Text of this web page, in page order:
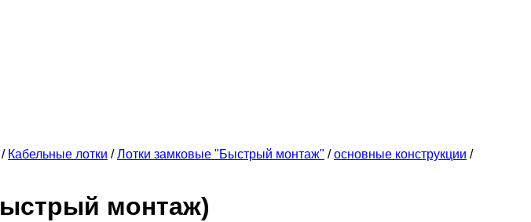
/ Кабельные лотки / Лотки замковые "Быстрый монтаж" / основные конструкции /
монтаж)